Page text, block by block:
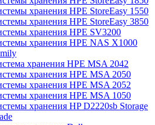
хранения HPE StoreEasy 1550
хранения HPE StoreEasy 3850
хранения HPE SV3200
хранения HPE NAS X1000
хранения HPE MSA 2042
хранения HPE MSA 2050
хранения HPE MSA 2052
хранения HPE MSA 1050
хранения HP D2220sb Storage